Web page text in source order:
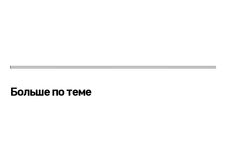
Больше по теме